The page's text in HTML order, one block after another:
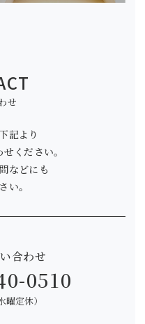
せ
記より
ください。
などにも
い。
合わせ
0510
曜定休）